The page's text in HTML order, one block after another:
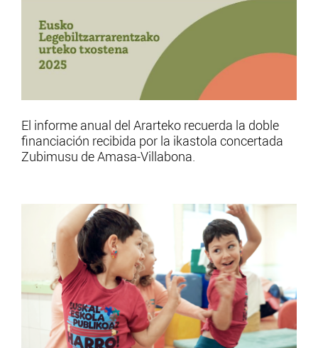
El informe anual del Ararteko recuerda la doble
financiación recibida por la ikastola concertada
Zubimusu de Amasa-Villabona.